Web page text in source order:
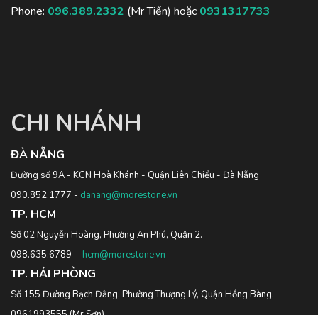
Phone: 096.389.2332 (Mr Tiến) hoặc 0931317733
CHI NHÁNH
ĐÀ NẴNG
Đường số 9A - KCN Hoà Khánh - Quận Liên Chiểu - Đà Nẵng
090.852.1777 - danang@morestone.vn
TP. HCM
Số 02 Nguyễn Hoàng, Phường An Phú, Quận 2.
098.635.6789 - hcm@morestone.vn
TP. HẢI PHÒNG
Số 155 Đường Bạch Đằng, Phường Thượng Lý, Quận Hồng Bàng.